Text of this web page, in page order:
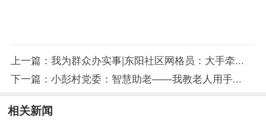
上一篇： 我为群众办实事|东阳社区网格员：大手牵...
下一篇： 小彭村党委：智慧助老——我教老人用手...
相关新闻